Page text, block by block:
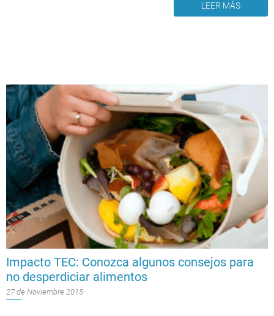
LEER MÁS
Impacto TEC: Conozca algunos consejos para
no desperdiciar alimentos
27 de Noviembre 2015